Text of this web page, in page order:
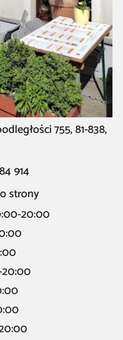
755, 81-838,
914
strony
20:00